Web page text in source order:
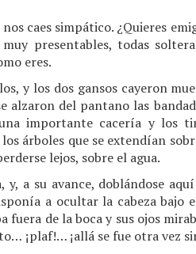
caes simpático. ¿Quieres
presentables, todas
eres.
y los dos gansos cayeron
del pantano las
importante cacería y los
árboles que se extendían
lejos, sobre el agua.
a su avance, doblándose
a ocultar la cabeza bajo
de la boca y sus ojos
¡plaf!… ¡allá se fue otra vez